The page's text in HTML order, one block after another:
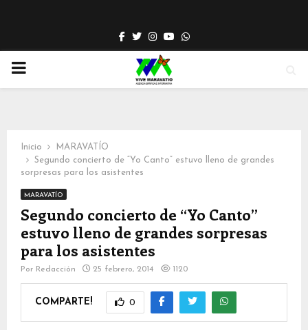
Facebook
TwitterInstagram
YoutubeWhatsapp
PRIMARY
Inicio
MARAVATÍO
Segundo concierto de “Yo Canto” estuvo lleno de grandes
sorpresas para los asistentes
MARAVATÍO
Segundo concierto de “Yo Canto”
estuvo lleno de grandes sorpresas
para los asistentes
Por Redacción 25 febrero, 2014 1120
COMPARTE! 0